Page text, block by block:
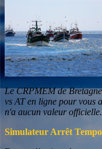
Le CRPMEM de
vs AT en ligne pour vous
n'a aucun valeur officielle.
Simulateur Arrêt